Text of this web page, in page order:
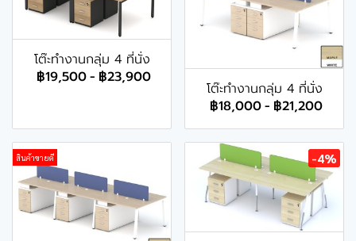
โต๊ะทำงานกลุ่ม 4 ที่นั่ง
฿19,500- ฿23,900
โต๊ะทำงานกลุ่ม 4 ที่นั่ง
฿18,000- ฿21,200
สินค้าขายดี -4%